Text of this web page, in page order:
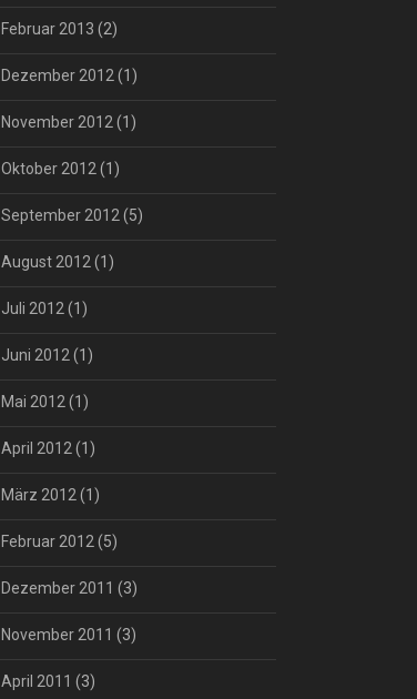
Februar 2013 (2)
Dezember 2012 (1)
November 2012 (1)
Oktober 2012 (1)
September 2012 (5)
August 2012 (1)
Juli 2012 (1)
Juni 2012 (1)
Mai 2012 (1)
April 2012 (1)
März 2012 (1)
Februar 2012 (5)
Dezember 2011 (3)
November 2011 (3)
April 2011 (3)